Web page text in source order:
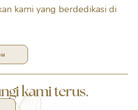
kami yang berdedikasi di
kami terus.